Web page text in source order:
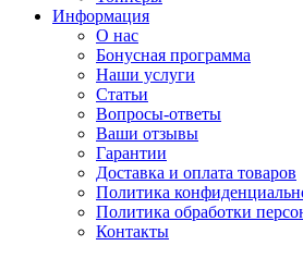
Информация
О нас
Бонусная программа
Наши услуги
Статьи
Вопросы-ответы
Ваши отзывы
Гарантии
Доставка и оплата товаров
Политика
Политика обработки
Контакты